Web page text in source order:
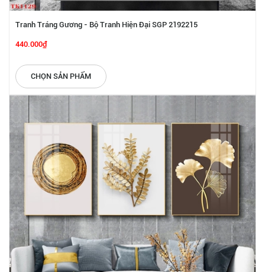
Tranh Tráng Gương - Bộ Tranh Hiện Đại SGP 2192215
440.000₫
CHỌN SẢN PHẨM